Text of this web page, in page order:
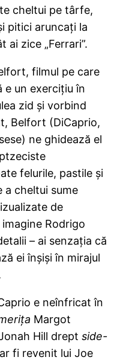
cheltui pe târfe,
pitici aruncaţi la
zice „Ferrari”.
filmul pe care
e un exerciţiu în
zid şi vorbind
Belfort (DiCaprio,
ne ghidează el
felurile, pastile şi
a cheltui sume
de
Rodrigo
– ai senzaţia că
ei înşişi în mirajul
e neînfricat în
Margot
Hill dreptside-
fi revenit lui Joe